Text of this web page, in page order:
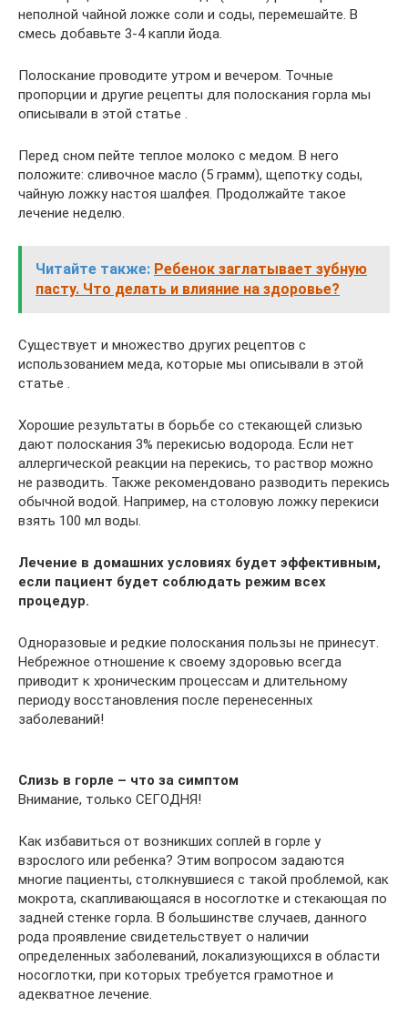
неполной чайной ложке соли и соды, перемешайте. В
смесь добавьте 3-4 капли йода.
Полоскание проводите утром и вечером. Точные
пропорции и другие рецепты для полоскания горла мы
описывали в этой статье .
Перед сном пейте теплое молоко с медом. В него
положите: сливочное масло (5 грамм), щепотку соды,
чайную ложку настоя шалфея. Продолжайте такое
лечение неделю.
Читайте также: Ребенок заглатывает зубную
пасту. Что делать и влияние на здоровье?
Существует и множество других рецептов с
использованием меда, которые мы описывали в этой
статье .
Хорошие результаты в борьбе со стекающей слизью
дают полоскания 3% перекисью водорода. Если нет
аллергической реакции на перекись, то раствор можно
не разводить. Также рекомендовано разводить перекись
обычной водой. Например, на столовую ложку перекиси
взять 100 мл воды.
Лечение в домашних условиях будет эффективным,
если пациент будет соблюдать режим всех
процедур.
Одноразовые и редкие полоскания пользы не принесут.
Небрежное отношение к своему здоровью всегда
приводит к хроническим процессам и длительному
периоду восстановления после перенесенных
заболеваний!
Слизь в горле – что за симптом
Внимание, только СЕГОДНЯ!
Как избавиться от возникших соплей в горле у
взрослого или ребенка? Этим вопросом задаются
многие пациенты, столкнувшиеся с такой проблемой, как
мокрота, скапливающаяся в носоглотке и стекающая по
задней стенке горла. В большинстве случаев, данного
рода проявление свидетельствует о наличии
определенных заболеваний, локализующихся в области
носоглотки, при которых требуется грамотное и
адекватное лечение.